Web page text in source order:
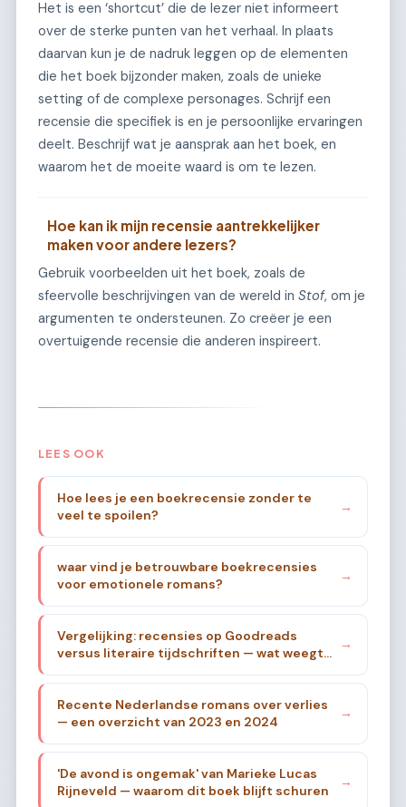
Het is een ‘shortcut’ die de lezer niet informeert
over de sterke punten van het verhaal. In plaats
daarvan kun je de nadruk leggen op de elementen
die het boek bijzonder maken, zoals de unieke
setting of de complexe personages. Schrijf een
recensie die specifiek is en je persoonlijke ervaringen
deelt. Beschrijf wat je aansprak aan het boek, en
waarom het de moeite waard is om te lezen.
Hoe kan ik mijn recensie aantrekkelijker
maken voor andere lezers?
Gebruik voorbeelden uit het boek, zoals de
sfeervolle beschrijvingen van de wereld in Stof, om je
argumenten te ondersteunen. Zo creëer je een
overtuigende recensie die anderen inspireert.
LEES OOK
Hoe lees je een boekrecensie zonder te
veel te spoilen?
→
waar vind je betrouwbare boekrecensies
voor emotionele romans?
→
Vergelijking: recensies op Goodreads
versus literaire tijdschriften — wat weegt
→
Recente Nederlandse romans over verlies
— een overzicht van 2023 en 2024
→
'De avond is ongemak' van Marieke Lucas
Rijneveld — waarom dit boek blijft schuren
→